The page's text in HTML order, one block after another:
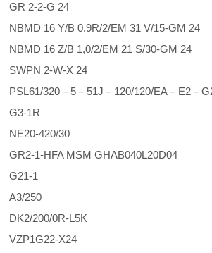
GR 2-2-G 24
NBMD 16 Y/B 0.9R/2/EM 31 V/15-GM 24
NBMD 16 Z/B 1,0/2/EM 21 S/30-GM 24
SWPN 2-W-X 24
PSL61/320－5－51J－120/120/EA－E2－
G3-1R
NE20-420/30
GR2-1-HFA MSM GHAB040L20D04
G21-1
A3/250
DK2/200/0R-L5K
VZP1G22-X24